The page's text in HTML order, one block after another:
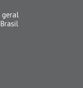
geral